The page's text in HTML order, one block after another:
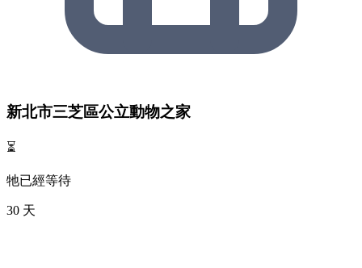
新北市三芝區公立動物之家
⏳
牠已經等待
30 天